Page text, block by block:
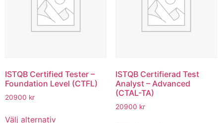
ISTQB Certified Tester –
Foundation Level (CTFL)
20900 kr
Välj alternativ
ISTQB Certifierad Test
Analyst – Advanced
(CTAL-TA)
20900 kr